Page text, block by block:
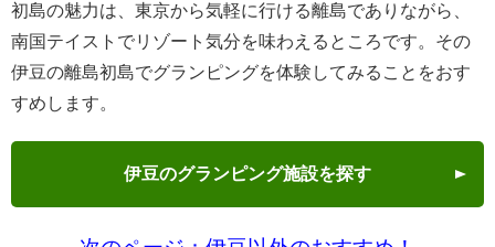
初島の魅力は、東京から気軽に行ける離島でありながら、
南国テイストでリゾート気分を味わえるところです。その
伊豆の離島初島でグランピングを体験してみることをおす
すめします。
伊豆のグランピング施設を探す